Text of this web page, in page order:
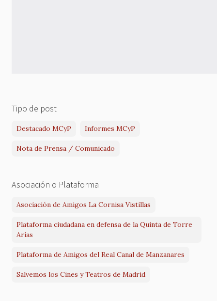
Tipo de post
Destacado MCyP Informes MCyP
Nota de Prensa / Comunicado
Asociación o Plataforma
Asociación de Amigos La Cornisa Vistillas
Plataforma ciudadana en defensa de la Quinta de Torre
Arias
Plataforma de Amigos del Real Canal de Manzanares
Salvemos los Cines y Teatros de Madrid